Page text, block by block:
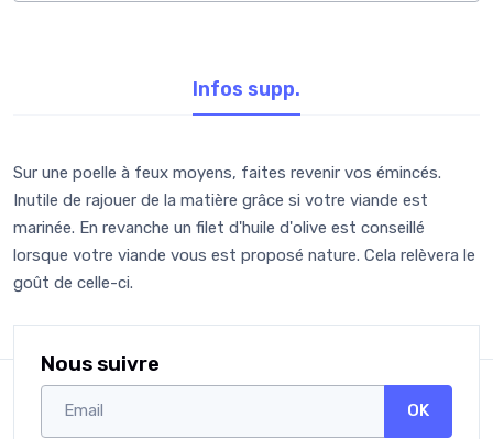
Infos supp.
Sur une poelle à feux moyens, faites revenir vos émincés.
Inutile de rajouer de la matière grâce si votre viande est
marinée. En revanche un filet d'huile d'olive est conseillé
lorsque votre viande vous est proposé nature. Cela relèvera le
goût de celle-ci.
Nous suivre
OK